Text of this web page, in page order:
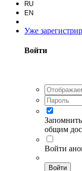
RU
EN
Уже
Войти
Запомнить
общим
Войти
Войти